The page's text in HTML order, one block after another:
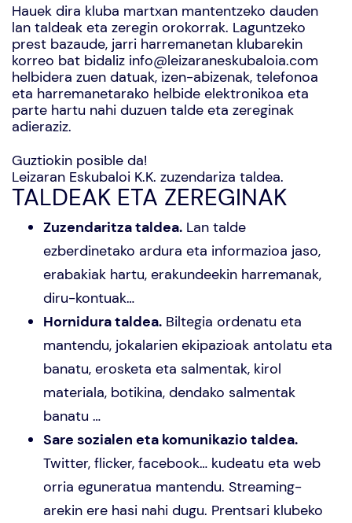
Hauek dira kluba martxan mantentzeko dauden
lan taldeak eta zeregin orokorrak. Laguntzeko
prest bazaude, jarri harremanetan klubarekin
korreo bat bidaliz info@leizaraneskubaloia.com
helbidera zuen datuak, izen-abizenak, telefonoa
eta harremanetarako helbide elektronikoa eta
parte hartu nahi duzuen talde eta zereginak
adieraziz.
Guztiokin posible da!
Leizaran Eskubaloi K.K. zuzendariza taldea.
TALDEAK ETA ZEREGINAK
Zuzendaritza taldea. Lan talde
ezberdinetako ardura eta informazioa jaso,
erabakiak hartu, erakundeekin harremanak,
diru-kontuak…
Hornidura taldea. Biltegia ordenatu eta
mantendu, jokalarien ekipazioak antolatu eta
banatu, erosketa eta salmentak, kirol
materiala, botikina, dendako salmentak
banatu …
Sare sozialen eta komunikazio taldea.
Twitter, flicker, facebook… kudeatu eta web
orria eguneratua mantendu. Streaming-
arekin ere hasi nahi dugu. Prentsari klubeko